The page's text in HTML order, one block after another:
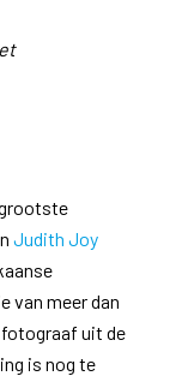
Judith Joy
van meer dan
uit de
is nog te